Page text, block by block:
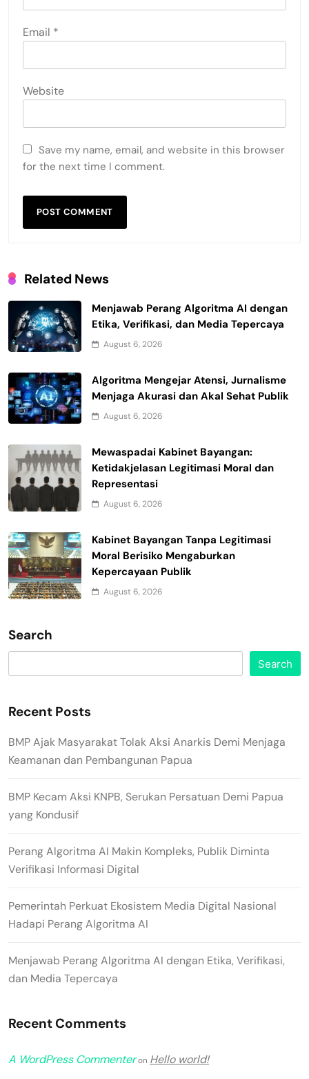
Email *
Website
Save my name, email, and website in this browser
for the next time I comment.
Related News
Menjawab Perang Algoritma AI dengan
Etika, Verifikasi, dan Media Tepercaya
August 6, 2026
Algoritma Mengejar Atensi, Jurnalisme
Menjaga Akurasi dan Akal Sehat Publik
August 6, 2026
Mewaspadai Kabinet Bayangan:
Ketidakjelasan Legitimasi Moral dan
Representasi
August 6, 2026
Kabinet Bayangan Tanpa Legitimasi
Moral Berisiko Mengaburkan
Kepercayaan Publik
August 6, 2026
Search
Search
Recent Posts
BMP Ajak Masyarakat Tolak Aksi Anarkis Demi Menjaga
Keamanan dan Pembangunan Papua
BMP Kecam Aksi KNPB, Serukan Persatuan Demi Papua
yang Kondusif
Perang Algoritma AI Makin Kompleks, Publik Diminta
Verifikasi Informasi Digital
Pemerintah Perkuat Ekosistem Media Digital Nasional
Hadapi Perang Algoritma AI
Menjawab Perang Algoritma AI dengan Etika, Verifikasi,
dan Media Tepercaya
Recent Comments
A WordPress Commenteron Hello world!